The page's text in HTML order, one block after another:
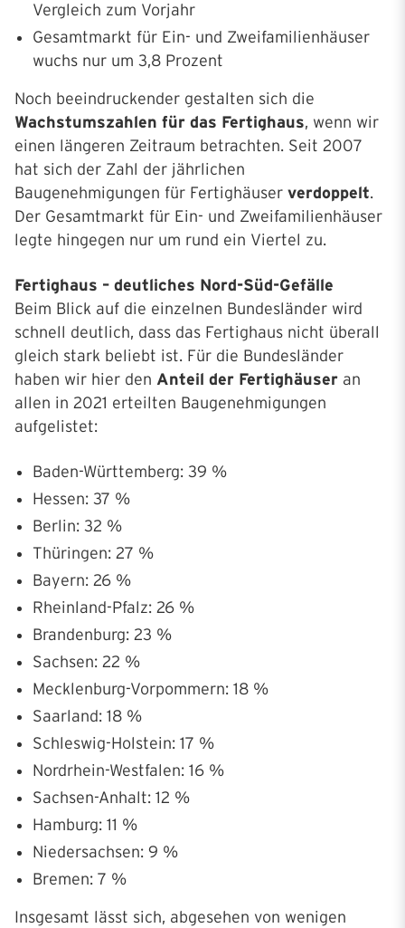
Vergleich zum Vorjahr
Gesamtmarkt für Ein- und Zweifamilienhäuser
wuchs nur um 3,8 Prozent
Noch beeindruckender gestalten sich die
Wachstumszahlen für das Fertighaus, wenn wir
einen längeren Zeitraum betrachten. Seit 2007
hat sich der Zahl der jährlichen
Baugenehmigungen für Fertighäuser verdoppelt.
Der Gesamtmarkt für Ein- und Zweifamilienhäuser
legte hingegen nur um rund ein Viertel zu.
Fertighaus – deutliches Nord-Süd-Gefälle
Beim Blick auf die einzelnen Bundesländer wird
schnell deutlich, dass das Fertighaus nicht überall
gleich stark beliebt ist. Für die Bundesländer
haben wir hier den Anteil der Fertighäuser an
allen in 2021 erteilten Baugenehmigungen
aufgelistet:
Baden-Württemberg: 39 %
Hessen: 37 %
Berlin: 32 %
Thüringen: 27 %
Bayern: 26 %
Rheinland-Pfalz: 26 %
Brandenburg: 23 %
Sachsen: 22 %
Mecklenburg-Vorpommern: 18 %
Saarland: 18 %
Schleswig-Holstein: 17 %
Nordrhein-Westfalen: 16 %
Sachsen-Anhalt: 12 %
Hamburg: 11 %
Niedersachsen: 9 %
Bremen: 7 %
Insgesamt lässt sich, abgesehen von wenigen